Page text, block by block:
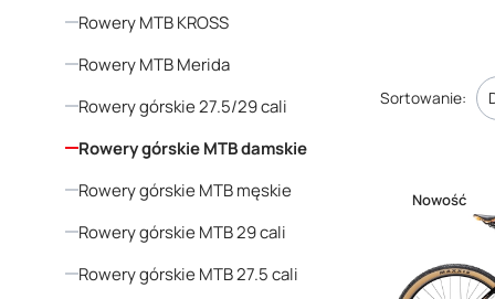
Rowery MTB KROSS
Rowery MTB Merida
Rowery górskie 27.5/29 cali
Rowery górskie MTB damskie
Rowery górskie MTB męskie
Rowery górskie MTB 29 cali
Rowery górskie MTB 27.5 cali
gwarantuje
poniżej i
Lista
Sortowanie:
Nowość